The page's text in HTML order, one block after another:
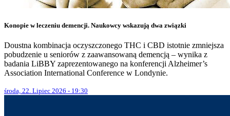
Konopie w leczeniu demencji. Naukowcy wskazują dwa związki
Doustna kombinacja oczyszczonego THC i CBD istotnie zmniejsza
pobudzenie u seniorów z zaawansowaną demencją – wynika z
badania LiBBY zaprezentowanego na konferencji Alzheimer’s
Association International Conference w Londynie.
środa, 22. Lipiec 2026 - 19:30